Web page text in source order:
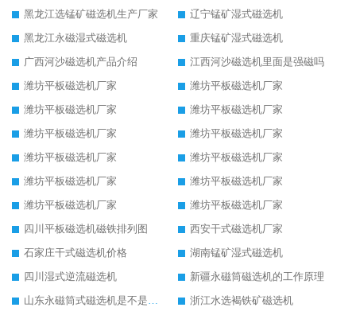
黑龙江选锰矿磁选机生产厂家
辽宁锰矿湿式磁选机
黑龙江永磁湿式磁选机
重庆锰矿湿式磁选机
广西河沙磁选机产品介绍
江西河沙磁选机里面是强磁吗
潍坊平板磁选机厂家
潍坊平板磁选机厂家
潍坊平板磁选机厂家
潍坊平板磁选机厂家
潍坊平板磁选机厂家
潍坊平板磁选机厂家
潍坊平板磁选机厂家
潍坊平板磁选机厂家
潍坊平板磁选机厂家
潍坊平板磁选机厂家
潍坊平板磁选机厂家
潍坊平板磁选机厂家
四川平板磁选机磁铁排列图
西安干式磁选机厂家
石家庄干式磁选机价格
湖南锰矿湿式磁选机
四川湿式逆流磁选机
新疆永磁筒磁选机的工作原理
山东永磁筒式磁选机是不是强磁
浙江水选褐铁矿磁选机